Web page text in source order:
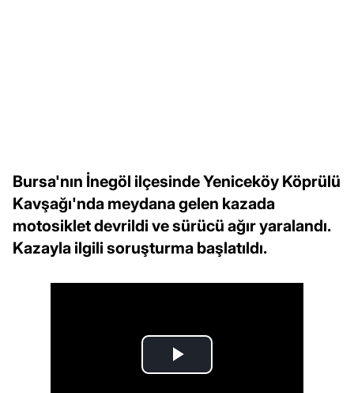
Bursa'nın İnegöl ilçesinde Yeniceköy Köprülü
Kavşağı'nda meydana gelen kazada
motosiklet devrildi ve sürücü ağır yaralandı.
Kazayla ilgili soruşturma başlatıldı.